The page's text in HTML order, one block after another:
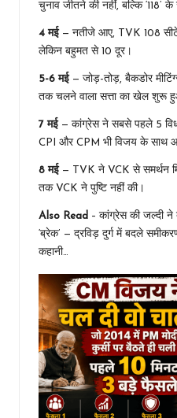
चुनाव जीतने की नहीं, बल्कि
4 मई— नतीजे आए, TVK 108 सीटें
लेकिन बहुमत से 10 दूर।
5-6 मई— जोड़-तोड़, बैकडोर
तक चलने वाला सत्ता का खेल शुरू
7 मई— कांग्रेस ने सबसे पहले 5
CPI और CPM भी विजय के साथ
8 मई— TVK ने VCK से समर्थन
तक VCK ने पुष्टि नहीं की।
Also Read – कांग्रेस की जल्दी ने
‘ब्रेक’ — द्रविड़ दुर्ग में बदले
कहानी…